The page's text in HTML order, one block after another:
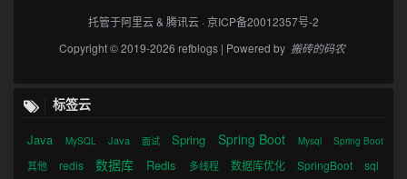
托管于阿里云& 腾讯云 ·京ICP备20012357号-2
Copyright © 2019-2026 refblogs | Powered by 搬砖的码农
标签云
Java MySQL Java 面试 Spring Spring Boot Mysql Spring Boot
其他 redis 数据库 Redis 多线程 数据库优化 SpringBoot
sql